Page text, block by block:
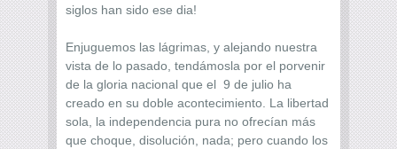
siglos han sido ese dia!
Enjuguemos las lágrimas, y alejando nuestra
vista de lo pasado, tendámosla por el porvenir
de la gloria nacional que el 9 de julio ha
creado en su doble acontecimiento. La libertad
sola, la independencia pura no ofrecían más
que choque, disolución, nada; pero cuando los